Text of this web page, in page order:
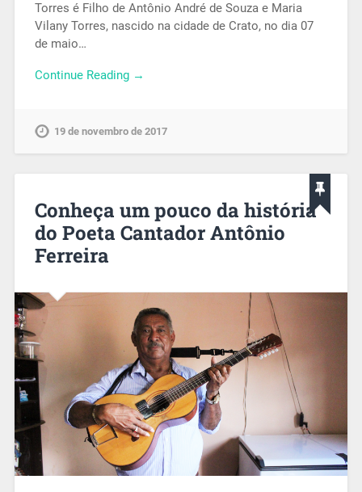
Torres é Filho de Antônio André de Souza e Maria
Vilany Torres, nascido na cidade de Crato, no dia 07
de maio…
Continue Reading →
19 de novembro de 2017
Conheça um pouco da história
do Poeta Cantador Antônio
Ferreira